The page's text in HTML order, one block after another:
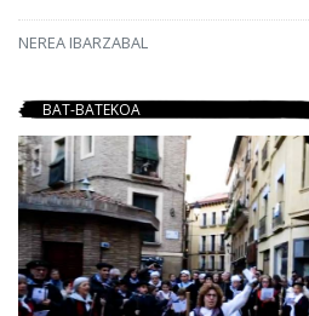
NEREA IBARZABAL
BAT-BATEKOA